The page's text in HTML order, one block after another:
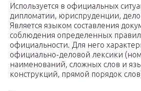
Используется в официальных
дипломатии, юриспруденции,
Является языком составления
соблюдения определенных
официальности. Для него
официально-деловой лексики
наименований, сложных слов и
конструкций, прямой порядок